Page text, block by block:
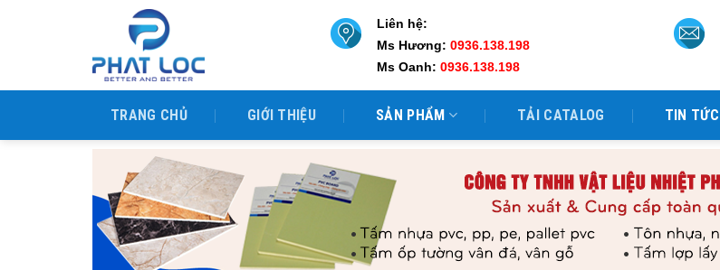
Liên hệ:
Ms Hương: 0936.138.198
Ms Oanh: 0936.138.198
TRANG CHỦ GIỚI THIỆU SẢN PHẨM TẢI CATALOG TIN TỨC